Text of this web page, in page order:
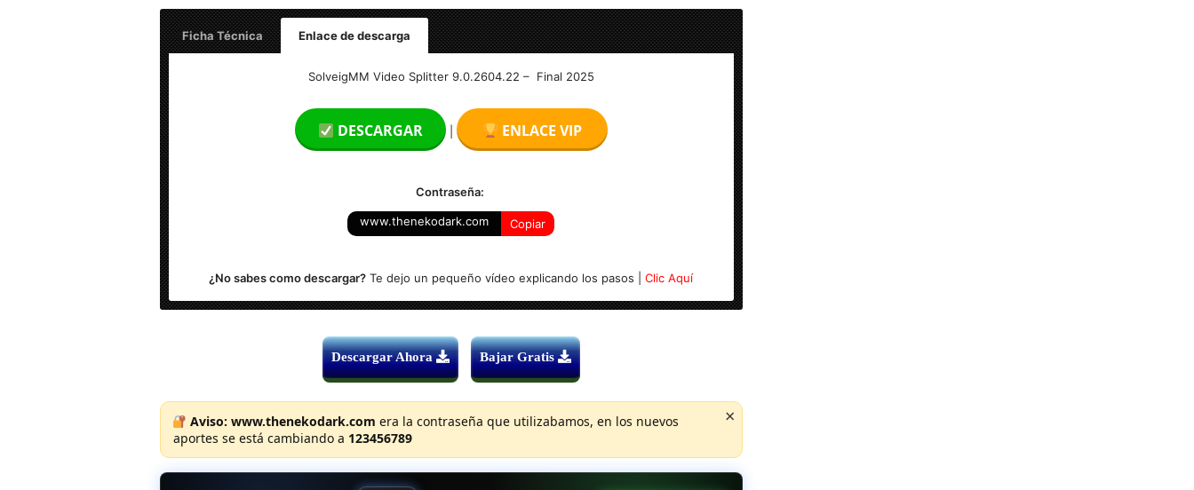
Ficha Técnica
Enlace de descarga
Idioma: Español (Multilenguaje)
Sistema Operativo: Windows XP,Vista,7,8,8.1,10 (x32 y x64 Bits)
SolveigMM Video Splitter 9.0.2604.22 – Final 2025
DESCARGAR | ENLACE VIP
Contraseña:
www.thenekodark.com Copiar
¿No sabes como descargar? Te dejo un pequeño vídeo explicando los pasos |Clic Aquí
Descargar Ahora Bajar Gratis
Aviso: www.thenekodark.com era la contraseña que utilizabamos, en los nuevos
aportes se está cambiando a 123456789
×